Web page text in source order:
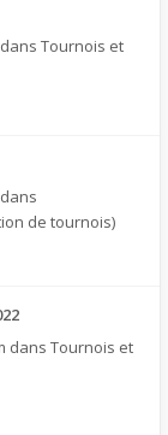
dans Tournois et
dans
de tournois)
dans Tournois et